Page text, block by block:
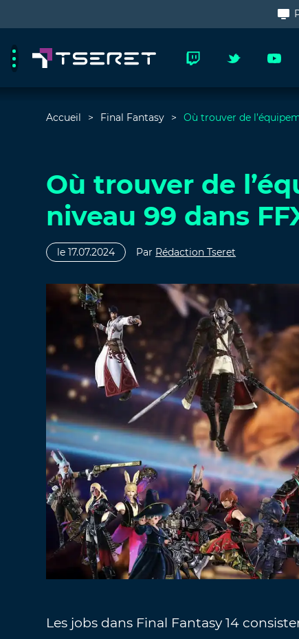
Accueil Final Fantasy Où trouver de
Où trouver de
niveau 99 dans
le 17.07.2024 Par Rédaction Tseret
Les jobs dans Final Fantasy 14